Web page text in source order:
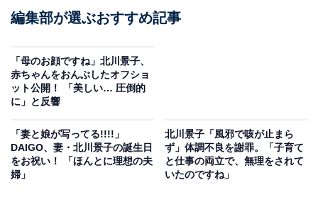
編集部が選ぶおすすめ記事
「母のお顔ですね」北川景子、
赤ちゃんをおんぶしたオフショ
ット公開！ 「美しい… 圧倒的
に」と反響
「妻と娘が写ってる!!!!」
DAIGO、妻・北川景子の誕生日
をお祝い！ 「ほんとに理想の夫
婦」
北川景子「風邪で咳が止まら
ず」体調不良を謝罪。「子育て
と仕事の両立で、無理をされて
いたのですね」